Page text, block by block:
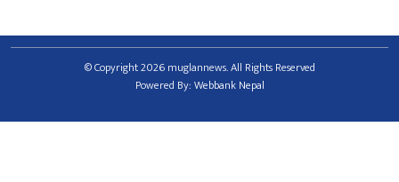
© Copyright 2026 muglannews. All Rights Reserved
Powered By:Webbank Nepal